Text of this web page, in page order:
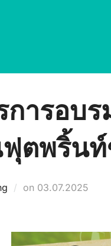
การอบ
ตพริ้นท์
on Posted
03.07.2025